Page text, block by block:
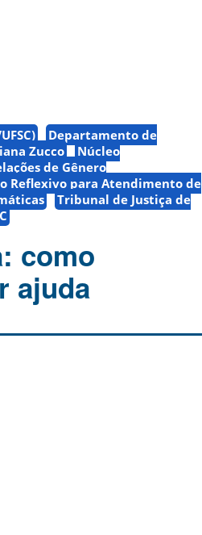
Departamento de
Zucco
Núcleo
de Gênero
Reflexivo para Atendimento de
Tribunal de Justiça de
como
ajuda